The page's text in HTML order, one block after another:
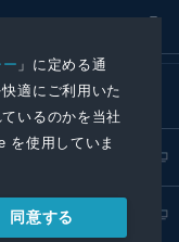
」に定める通
適にご利用いた
いるのかを当社
を使用していま
同意する
リース取扱基準